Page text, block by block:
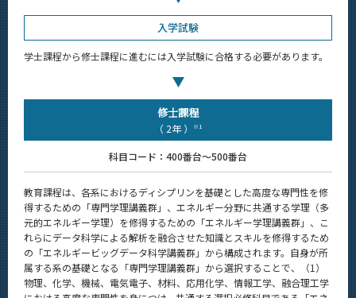
入学試験
学士課程から修士課程に進むには入学試験に合格する必要があります。
修士課程
（ 2年 ） ※1
科目コード：400番台～500番台
教育課程は、各系におけるディシプリンを基礎とした高度な専門性を修
得するための「専門学理講義群」、エネルギー分野に共通する学理（多
元的エネルギー学理）を修得するための「エネルギー学理講義群」、こ
れらにデータ科学による解析を融合させた知識とスキルを修得するため
の「エネルギービッグデータ科学講義群」から構成されます。自身が所
属する系の基礎となる「専門学理講義群」から選択することで、（1）
物理、化学、機械、電気電子、材料、応用化学、情報工学、融合理工学
5つの特長
学びの体系
化学系 News
News
イベントカレンダー
Event Calendar